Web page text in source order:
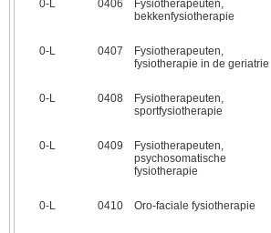
0‑L 0406
Fysiotherapeuten,
bekkenfysiotherapie
0‑L 0407
Fysiotherapeuten,
fysiotherapie in de geriatrie
0‑L 0408
Fysiotherapeuten,
sportfysiotherapie
0‑L 0409
Fysiotherapeuten,
psychosomatische
fysiotherapie
0‑L 0410 Oro-faciale fysiotherapie